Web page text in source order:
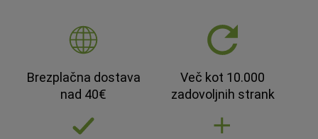
Brezplačna dostava
nad 40€
Več kot 10.000
zadovoljnih strank